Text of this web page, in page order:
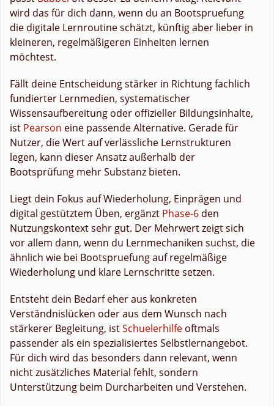
wird das für dich dann, wenn du an Bootspruefung
die digitale Lernroutine schätzt, künftig aber lieber in
kleineren, regelmäßigeren Einheiten lernen
möchtest.
Fällt deine Entscheidung stärker in Richtung fachlich
fundierter Lernmedien, systematischer
Wissensaufbereitung oder offizieller Bildungsinhalte,
ist Pearson eine passende Alternative. Gerade für
Nutzer, die Wert auf verlässliche Lernstrukturen
legen, kann dieser Ansatz außerhalb der
Bootsprüfung mehr Substanz bieten.
Liegt dein Fokus auf Wiederholung, Einprägen und
digital gestütztem Üben, ergänzt Phase-6 den
Nutzungskontext sehr gut. Der Mehrwert zeigt sich
vor allem dann, wenn du Lernmechaniken suchst, die
ähnlich wie bei Bootspruefung auf regelmäßige
Wiederholung und klare Lernschritte setzen.
Entsteht dein Bedarf eher aus konkreten
Verständnislücken oder aus dem Wunsch nach
stärkerer Begleitung, istSchuelerhilfe oftmals
passender als ein spezialisiertes Selbstlernangebot.
Für dich wird das besonders dann relevant, wenn
nicht zusätzliches Material fehlt, sondern
Unterstützung beim Durcharbeiten und Verstehen.